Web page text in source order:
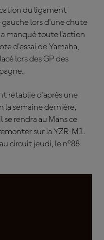
du ligament
lors d'une chute
manqué toute l'action
d'essai de Yamaha,
lors des GP des
rétablie d'après une
la semaine dernière,
rendra au Mans ce
sur la YZR-M1.
circuit jeudi, le n°88